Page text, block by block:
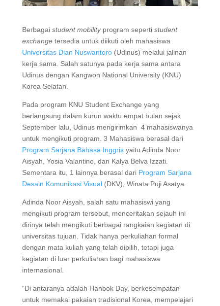
Berbagai student mobilityprogram seperti student
exchange tersedia untuk diikuti oleh mahasiswa
Universitas Dian Nuswantoro(Udinus) melalui jalinan
kerja sama. Salah satunya pada kerja sama antara
Udinus dengan Kangwon National University (KNU)
Korea Selatan.
Pada program KNU Student Exchange yang
berlangsung dalam kurun waktu empat bulan sejak
September lalu, Udinus mengirimkan 4 mahasiswanya
untuk mengikuti program. 3 Mahasiswa berasal dari
Program Sarjana Bahasa Inggrisyaitu Adinda Noor
Aisyah, Yosia Valantino, dan Kalya Belva Izzati.
Sementara itu, 1 lainnya berasal dari Program Sarjana
Desain Komunikasi Visual (DKV), Winata Puji Asatya.
Adinda Noor Aisyah, salah satu mahasiswi yang
mengikuti program tersebut, menceritakan sejauh ini
dirinya telah mengikuti berbagai rangkaian kegiatan di
universitas tujuan. Tidak hanya perkuliahan formal
dengan mata kuliah yang telah dipilih, tetapi juga
kegiatan di luar perkuliahan bagi mahasiswa
internasional.
“Di antaranya adalah Hanbok Day, berkesempatan
untuk memakai pakaian tradisional Korea, mempelajari